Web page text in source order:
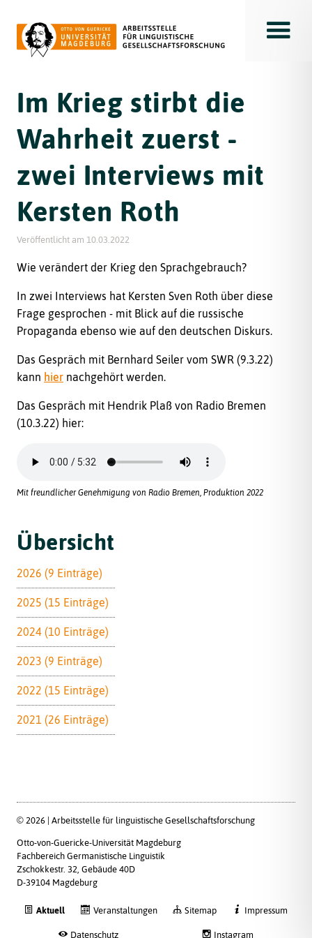
Im Krieg stirbt die
Wahrheit zuerst -
zwei Interviews mit
Kersten Roth
Veröffentlicht am 10.03.2022
Wie verändert der Krieg den Sprachgebrauch?
In zwei Interviews hat Kersten Sven Roth über diese
Frage gesprochen - mit Blick auf die russische
Propaganda ebenso wie auf den deutschen Diskurs.
Das Gespräch mit Bernhard Seiler vom SWR (9.3.22)
kann hier nachgehört werden.
Das Gespräch mit Hendrik Plaß von Radio Bremen
(10.3.22) hier:
Mit freundlicher Genehmigung von Radio Bremen, Produktion 2022
Übersicht
2026 (9 Einträge)
2025 (15 Einträge)
2024 (10 Einträge)
2023 (9 Einträge)
2022 (15 Einträge)
2021 (26 Einträge)
© 2026 | Arbeitsstelle für linguistische Gesellschaftsforschung
Otto-von-Guericke-Universität Magdeburg
Fachbereich Germanistische Linguistik
Zschokkestr. 32, Gebäude 40D
D-39104 Magdeburg
Aktuell Veranstaltungen Sitemap Impressum
Datenschutz Instagram